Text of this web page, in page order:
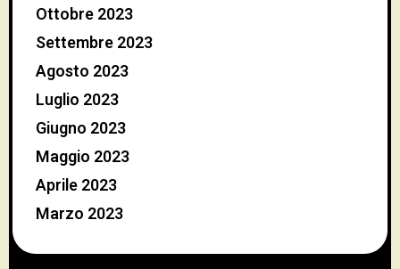
Ottobre 2023
Settembre 2023
Agosto 2023
Luglio 2023
Giugno 2023
Maggio 2023
Aprile 2023
Marzo 2023